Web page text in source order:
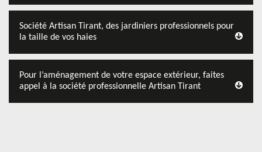
Société Artisan Tirant, des jardiniers professionnels pour
la taille de vos haies
Pour l’aménagement de votre espace extérieur, faites
appel à la société professionnelle Artisan Tirant